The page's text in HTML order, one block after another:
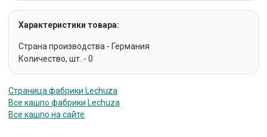
Характеристики товара:
Страна производства - Германия
Количество, шт. - 0
Страница фабрики Lechuza
Все кашпо фабрики Lechuza
Все кашпо на сайте